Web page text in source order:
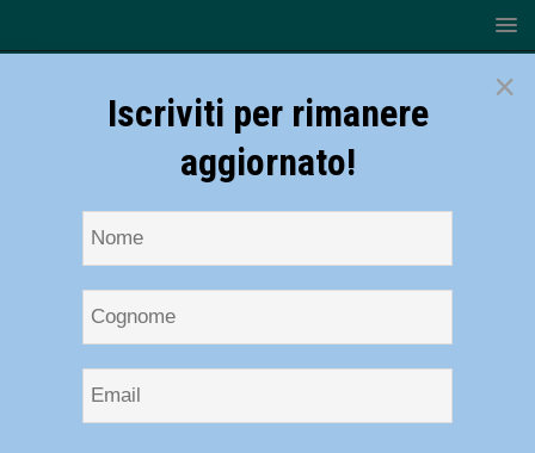
×
Iscriviti per rimanere
aggiornato!